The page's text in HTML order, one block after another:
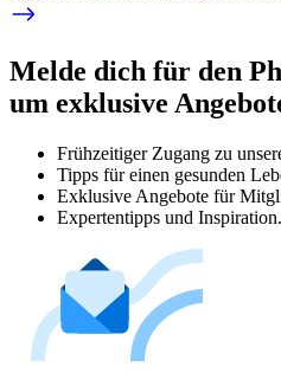
Melde dich für den
um exklusive
Frühzeitiger Zugang zu
Tipps für einen gesunden
Exklusive Angebote für
Expertentipps und Inspiration.